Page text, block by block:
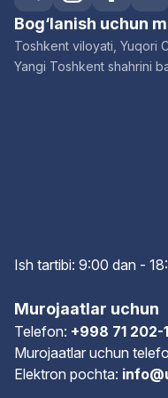
Bog‘lanish uchun
Toshkent viloyati, Yuqori
Yangi Toshkent shahrini
Ish tartibi: 9:00 dan -
Murojaatlar uchun
Telefon: +998 71 202-
Murojaatlar uchun
Elektron pochta: